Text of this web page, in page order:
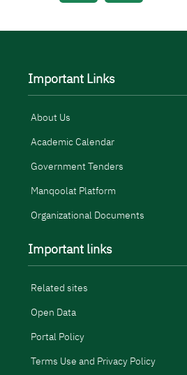
Important Links
About Us
Academic Calendar
Government Tenders
Manqoolat Platform
Organizational Documents
Important links
Related sites
Open Data
Portal Policy
Terms Use and Privacy Policy